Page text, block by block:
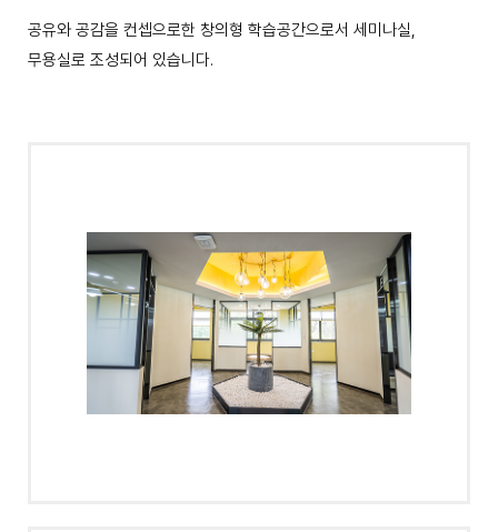
공유와 공감을 컨셉으로한 창의형 학습공간으로서 세미나실,
무용실로 조성되어 있습니다.